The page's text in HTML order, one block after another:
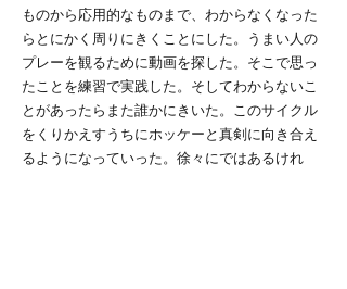
ものから応用的なものまで、わからなくなった
らとにかく周りにきくことにした。うまい人の
プレーを観るために動画を探した。そこで思っ
たことを練習で実践した。そしてわからないこ
とがあったらまた誰かにきいた。このサイクル
をくりかえすうちにホッケーと真剣に向き合え
るようになっていった。徐々にではあるけれ